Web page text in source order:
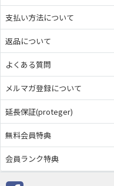
支払い方法について
返品について
よくある質問
メルマガ登録について
延長保証(proteger)
無料会員特典
会員ランク特典